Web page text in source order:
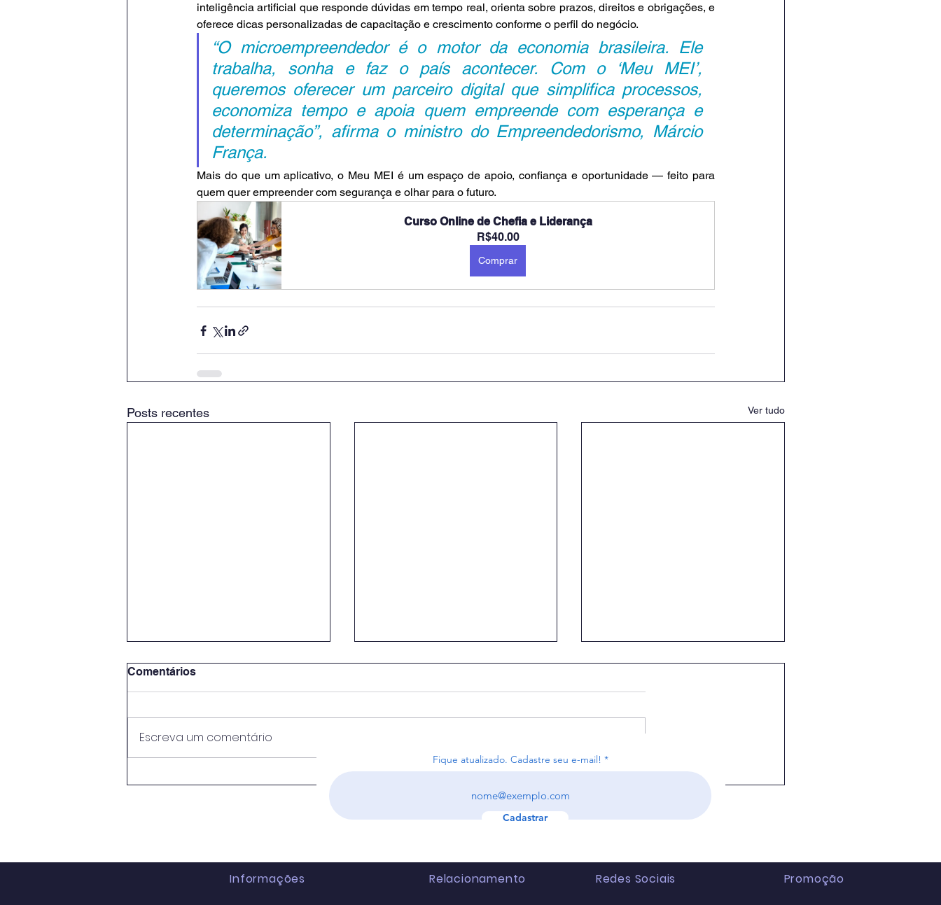
inteligência artificial que responde dúvidas em tempo real, orienta sobre prazos, direitos e obrigações, e
oferece dicas personalizadas de capacitação e crescimento conforme o perfil do negócio.
“O microempreendedor é o motor da economia brasileira. Ele
trabalha, sonha e faz o país acontecer. Com o ‘Meu MEI’,
queremos oferecer um parceiro digital que simplifica processos,
economiza tempo e apoia quem empreende com esperança e
determinação”, afirma o ministro do Empreendedorismo, Márcio
França.
Mais do que um aplicativo, o Meu MEI é um espaço de apoio, confiança e oportunidade — feito para
quem quer empreender com segurança e olhar para o futuro.
Curso Online de Chefia e Liderança
R$40.00
Comprar
Posts recentes Ver tudo
de declarações do IR na
Arrecadação federal bate
recorde e soma R$ 222,1
bilhões em fev/2026.
Comentários
Escreva um comentário
Fique atualizado. Cadastre seu e-mail!
Cadastrar
Informações
Relacionamento
Redes Sociais Promoção